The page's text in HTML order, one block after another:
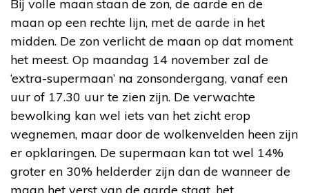
Bij volle maan staan de zon, de aarde en de
maan op een rechte lijn, met de aarde in het
midden. De zon verlicht de maan op dat moment
het meest. Op maandag 14 november zal de
‘extra-supermaan’ na zonsondergang, vanaf een
uur of 17.30 uur te zien zijn. De verwachte
bewolking kan wel iets van het zicht erop
wegnemen, maar door de wolkenvelden heen zijn
er opklaringen. De supermaan kan tot wel 14%
groter en 30% helderder zijn dan de wanneer de
maan het verst van de aarde staat, het